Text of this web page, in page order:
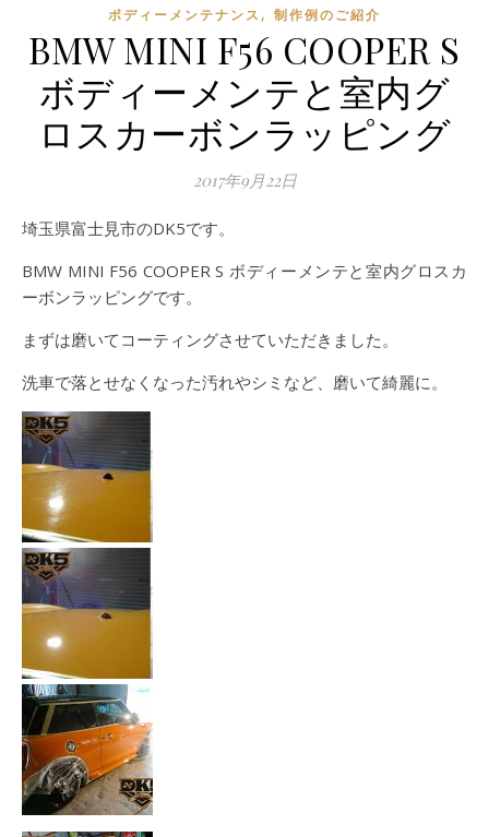
ボディーメンテナンス , 制作例のご紹介
BMW MINI F56 COOPER S
ボディーメンテと室内グ
ロスカーボンラッピング
2017年9月22日
埼玉県富士見市のDK5です。
BMW MINI F56 COOPER S ボディーメンテと室内グロスカ
ーボンラッピングです。
まずは磨いてコーティングさせていただきました。
洗車で落とせなくなった汚れやシミなど、磨いて綺麗に。